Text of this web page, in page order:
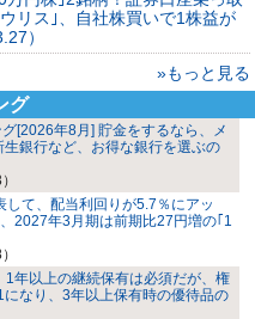
リス｣、自社株買いで1株益が
）
»もっと見る
グ
[2026年8月] 貯金をするなら、メ
銀行など、お得な銀行を選ぶの
て、配当利回りが5.7％にアッ
2027年3月期は前期比27円増の｢1
年以上の継続保有は必須だが、権
なり、3年以上保有時の優待品の